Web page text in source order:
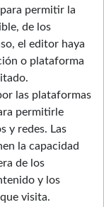
para permitir la
de los
el editor haya
o plataforma
las plataformas
permitirle
y redes. Las
la capacidad
de los
y los
visita.